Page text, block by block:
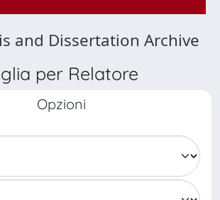
and Dissertation Archive
per Relatore
Opzioni